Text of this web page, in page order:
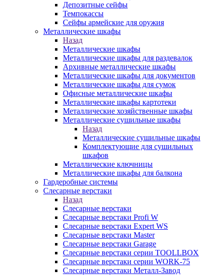
Депозитные сейфы
Темпокассы
Сейфы армейские для оружия
Металлические шкафы
Назад
Металлические шкафы
Металлические шкафы для раздевалок
Архивные металлические шкафы
Металлические шкафы для документов
Металлические шкафы для сумок
Офисные металлические шкафы
Металлические шкафы картотеки
Металлические хозяйственные шкафы
Металлические сушильные шкафы
Назад
Металлические сушильные шкафы
Комплектующие для сушильных
шкафов
Металлические ключницы
Металлические шкафы для балкона
Гардеробные системы
Слесарные верстаки
Назад
Слесарные верстаки
Слесарные верстаки Profi W
Слесарные верстаки Expert WS
Слесарные верстаки Master
Слесарные верстаки Garage
Слесарные верстаки серии TOOLLBOX
Слесарные верстаки серии WORK-75
Слесарные верстаки Металл-Завод